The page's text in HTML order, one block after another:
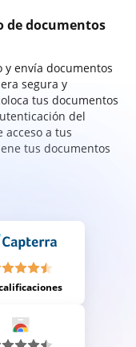
de documentos
y envía documentos
segura y
tus documentos
del
a tus
tus documentos